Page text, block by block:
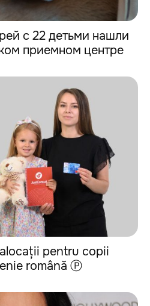
с 22 детьми нашли
приемном центре
pentru copii
română Ⓟ